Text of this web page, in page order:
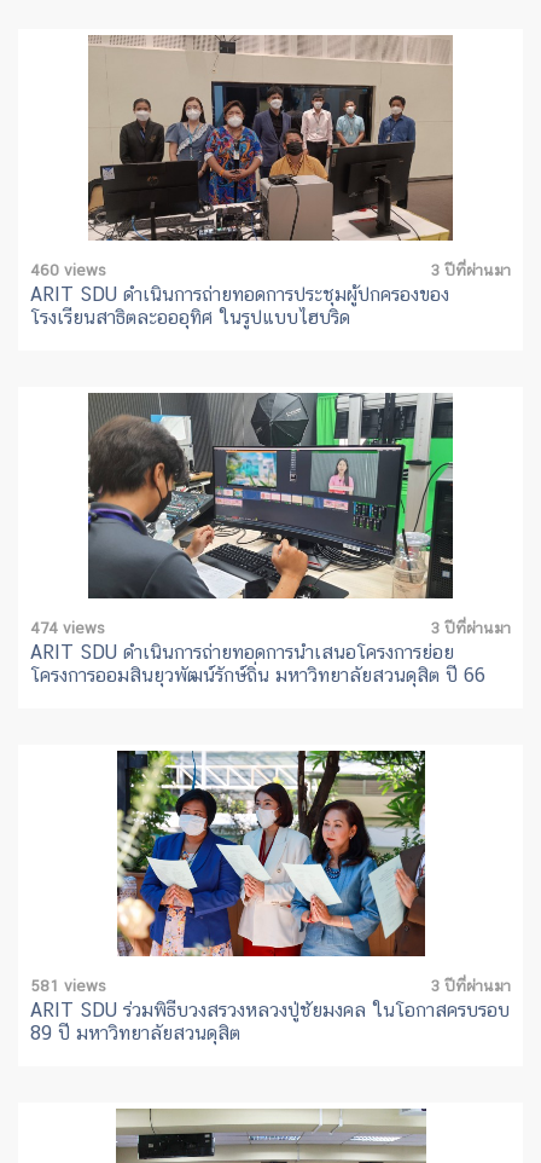
460 views 3 ปีที่ผ่านมา
ARIT SDU ดำเนินการถ่ายทอดการประชุมผู้ปกครองของ
โรงเรียนสาธิตละอออุทิศ ในรูปแบบไฮบริด
474 views 3 ปีที่ผ่านมา
ARIT SDU ดำเนินการถ่ายทอดการนำเสนอโครงการย่อย
โครงการออมสินยุวพัฒน์รักษ์ถิ่น มหาวิทยาลัยสวนดุสิต ปี 66
581 views 3 ปีที่ผ่านมา
ARIT SDU ร่วมพิธีบวงสรวงหลวงปู่ชัยมงคล ในโอกาสครบรอบ
89 ปี มหาวิทยาลัยสวนดุสิต